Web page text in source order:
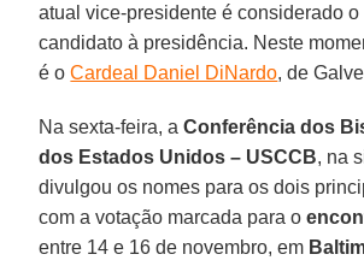
atual vice-presidente é considerado o
candidato à presidência. Neste
é o Cardeal Daniel DiNardo, de
Na sexta-feira, aConferência dos
dos Estados Unidos – USCCB, na
divulgou os nomes para os dois
com a votação marcada para o
entre 14 e 16 de novembro, em